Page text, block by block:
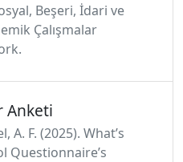
Beşeri, İdari ve
Çalışmalar
Anketi
A. F. (2025). What’s
Questionnaire’s